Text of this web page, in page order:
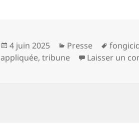
Publié
le
4 juin 2025 Catégories
Presse
Mots-
clés
appliquée,tribune Laisser un